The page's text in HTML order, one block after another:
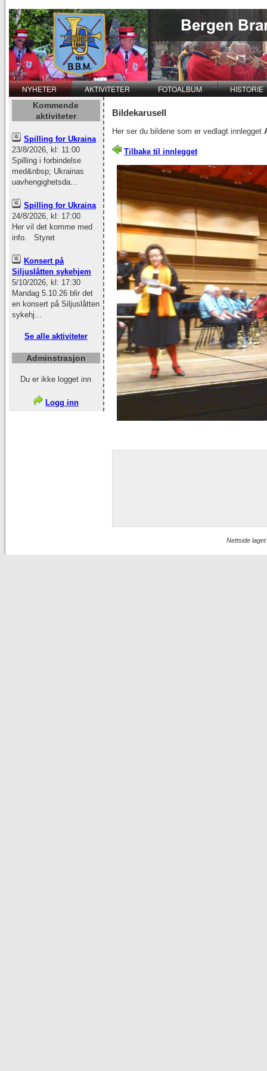
NYHETER AKTIVITETER FOTOALBUM HISTORIE
Bildekarusell
Her ser du bildene som er vedlagt innlegget
Tilbake til innlegget
Kommende
aktiviteter
Spilling for Ukraina
23/8/2026, kl: 11:00
Spilling i forbindelse
med&nbsp; Ukrainas
uavhengighetsda...
Spilling for Ukraina
24/8/2026, kl: 17:00
Her vil det komme med
info. Styret
Konsert på
Siljuslåtten sykehjem
5/10/2026, kl: 17:30
Mandag 5.10.26 blir det
en konsert på Siljuslåtten
sykehj...
Se alle aktiviteter
Adminstrasjon
Du er ikke logget inn
Logg inn
Nettside